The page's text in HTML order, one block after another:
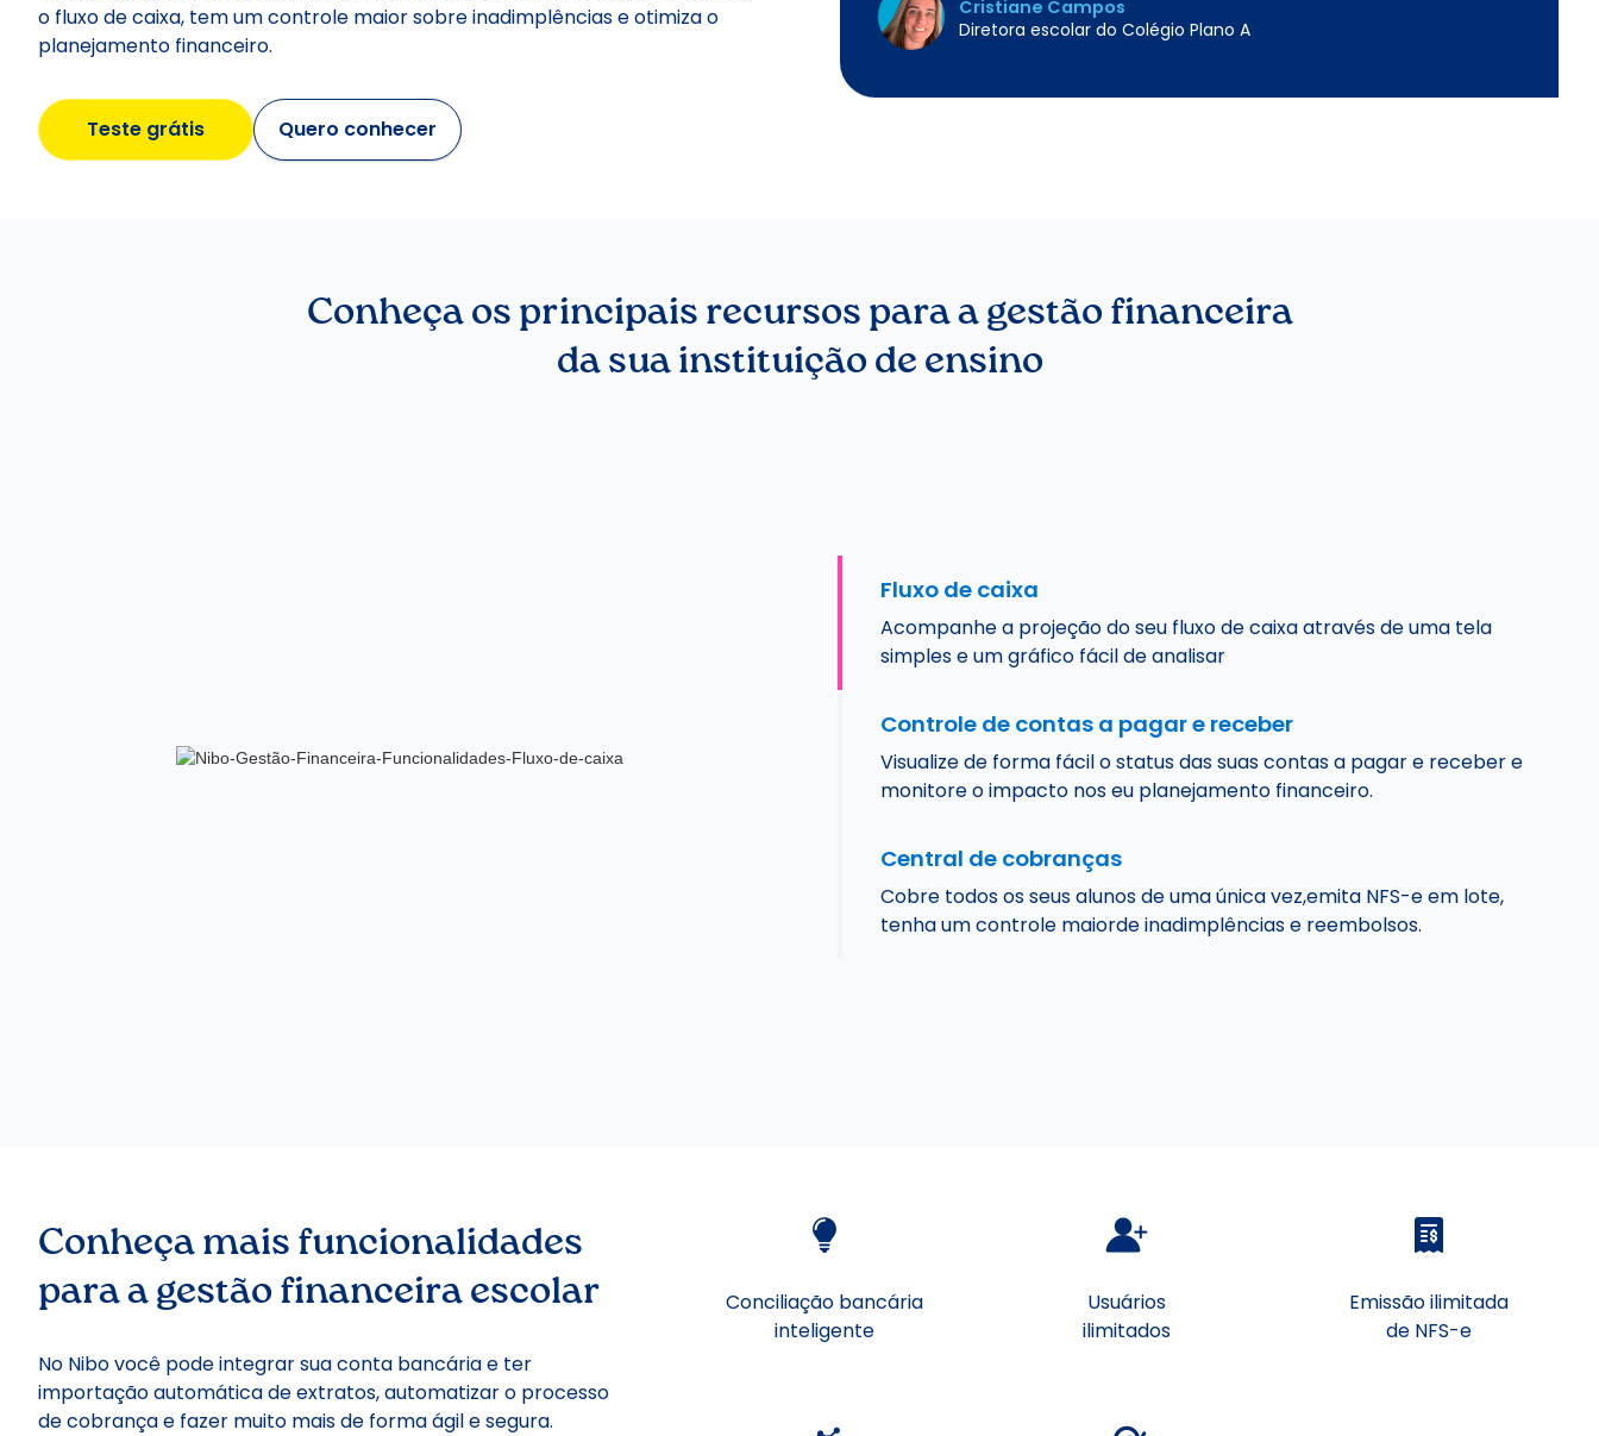
o fluxo de caixa, tem um controle maior sobre inadimplências e otimiza o
planejamento financeiro.
Teste grátis Quero conhecer
Cristiane Campos
Diretora escolar do Colégio Plano A
Conheça os principais recursos para a gestão financeira
da sua instituição de ensino
Fluxo de caixa
Acompanhe a projeção do seu fluxo de caixa através de uma tela
simples e um gráfico fácil de analisar
Controle de contas a pagar e receber
Visualize de forma fácil o status das suas contas a pagar e receber e
monitore o impacto nos eu planejamento financeiro.
Central de cobranças
Cobre todos os seus alunos de uma única vez,emita NFS-e em lote,
tenha um controle maiorde inadimplências e reembolsos.
Conheça mais funcionalidades
para a gestão financeira escolar
No Nibo você pode integrar sua conta bancária e ter
importação automática de extratos, automatizar o processo
de cobrança e fazer muito mais de forma ágil e segura.
Conciliação bancária
inteligente
Usuários
ilimitados
Emissão ilimitada
de NFS-e